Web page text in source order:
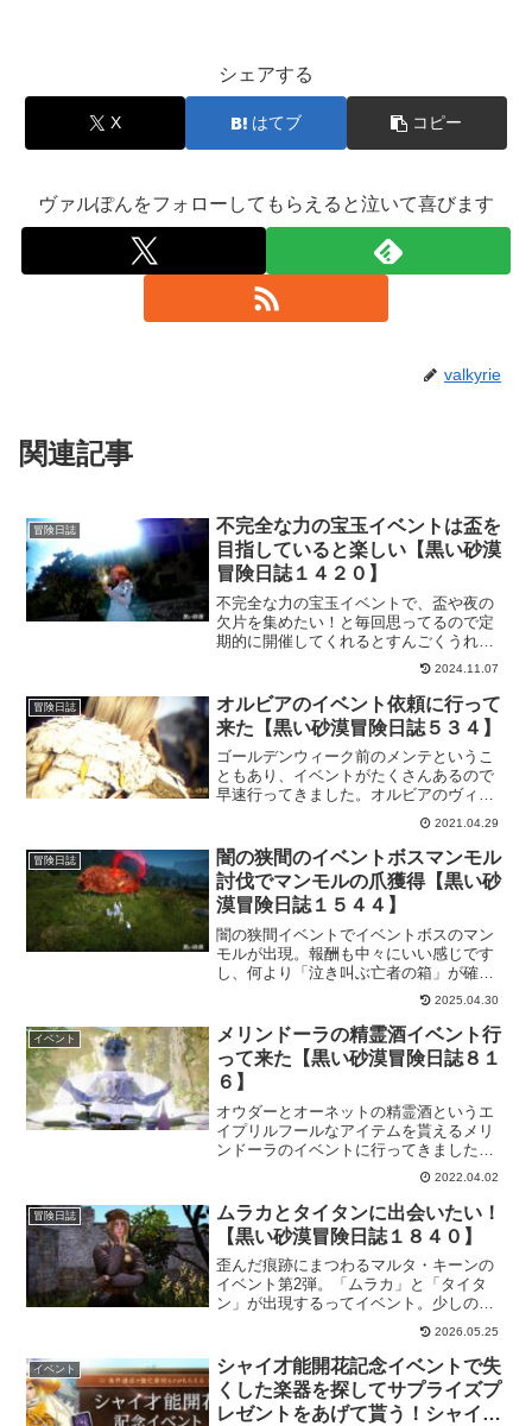
シェアする
X はてブ コピー
ヴァルぽんをフォローしてもらえると泣いて喜びます
valkyrie
関連記事
冒険日誌
不完全な力の宝玉イベントは盃を
目指していると楽しい【黒い砂漠
冒険日誌１４２０】
不完全な力の宝玉イベントで、盃や夜の
欠片を集めたい！と毎回思ってるので定
期的に開催してくれるとすんごくうれし
い！エルビアで狩りすれば盃作成アイテ
ムも獲得できるので「一度で二度美味し
い」を実感できるので狩りしてても楽し
いです！
2024.11.07
冒険日誌
オルビアのイベント依頼に行って
来た【黒い砂漠冒険日誌５３４】
ゴールデンウィーク前のメンテというこ
ともあり、イベントがたくさんあるので
早速行ってきました。オルビアのヴィオ
ニエからの依頼。簡単にすませられるの
でとっとと終わらせておこう。息抜きに
もちょうどいいですよー。
2021.04.29
冒険日誌
闇の狭間のイベントボスマンモル
討伐でマンモルの爪獲得【黒い砂
漠冒険日誌１５４４】
闇の狭間イベントでイベントボスのマン
モルが出現。報酬も中々にいい感じです
し、何より「泣き叫ぶ亡者の箱」が確実
に獲得できるのは嬉しい限りです。マン
モルの討伐や報酬に交換アイテムの紹介
といったおさらいになるようになってい
ます。
2025.04.30
イベント
メリンドーラの精霊酒イベント行
って来た【黒い砂漠冒険日誌８１
６】
オウダーとオーネットの精霊酒というエ
イプリルフールなアイテムを貰えるメリ
ンドーラのイベントに行ってきました。
まだまだ、必要ない！なんて強気になっ
てますけど、有効期限があるとはいえ、
精霊水と同じ効果って事でお試しには丁
度いいと思うので行ってきます。
2022.04.02
冒険日誌
ムラカとタイタンに出会いたい！
【黒い砂漠冒険日誌１８４０】
歪んだ痕跡にまつわるマルタ・キーンの
イベント第2弾。「ムラカ」と「タイタ
ン」が出現するってイベント。少しの時
間しか狩りしてないのが行けないんだろ
うけど、全然出ませんね。もっともっと
狩り時間を増やさないといけないのかも
しれない。さすがに小1時間では無理
か…。
2026.05.25
イベント
シャイ才能開花記念イベントで失
くした楽器を探してサプライズプ
レゼントをあげて貰う！シャイじ